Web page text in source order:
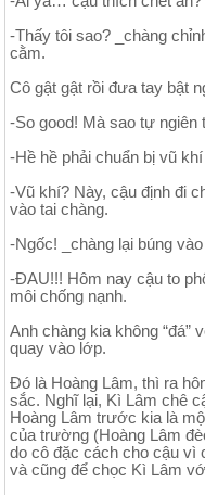
-Thấy tôi sao? _chàng
cằm.
Cô gật gật rồi đưa tay bật
-So good! Mà sao tự ngiên
-Hề hề phải chuẩn bị vũ
-Vũ khí? Này, cậu định đi
vào tai chàng.
-Ngốc! _chàng lại búng
-ĐAU!!! Hôm nay cậu to
môi chống nạnh.
Anh chàng kia không “đá”
quay vào lớp.
Đó là Hoàng Lâm, thì ra
sắc. Nghĩ lại, Kì Lâm chê
Hoàng Lâm trước kia là
của trường (Hoàng Lâm
do cô đặc cách cho cậu vì
và cũng để chọc Kì Lâm